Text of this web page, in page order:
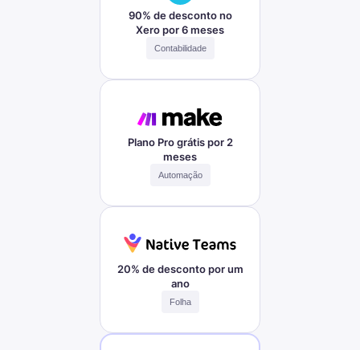
90% de desconto no
Xero por 6 meses
Contabilidade
Plano Pro grátis por 2
meses
Automação
20% de desconto por um
ano
Folha